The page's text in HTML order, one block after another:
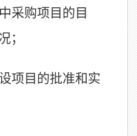
采购项目的目
；
项目的批准和实